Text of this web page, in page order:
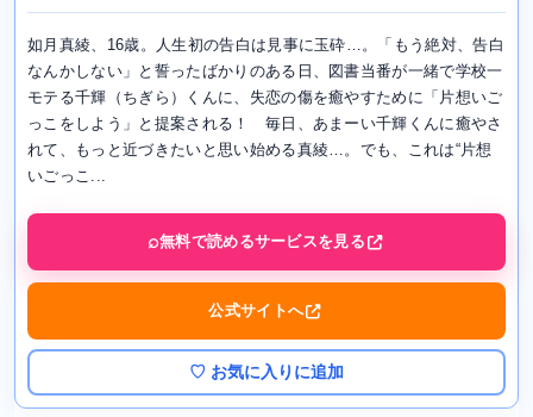
如月真綾、16歳。人生初の告白は見事に玉砕…。「もう絶対、告白
なんかしない」と誓ったばかりのある日、図書当番が一緒で学校一
モテる千輝（ちぎら）くんに、失恋の傷を癒やすために「片想いご
っこをしよう」と提案される！ 毎日、あまーい千輝くんに癒やさ
れて、もっと近づきたいと思い始める真綾…。でも、これは“片想
いごっこ...
無料で読めるサービスを見る
公式サイトへ
♡ お気に入りに追加